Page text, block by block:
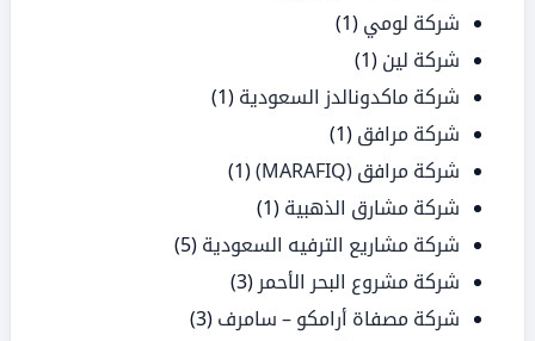
شركة لومي (1)
شركة لين (1)
شركة ماكدونالدز السعودية (1)
شركة مرافق (1)
شركة مرافق (MARAFIQ)
(1)
شركة مشارق الذهبية (1)
شركة مشاريع الترفيه السعودية (5)
شركة مشروع البحر الأحمر (3)
شركة مصفاة أرامكو – سامرف (3)